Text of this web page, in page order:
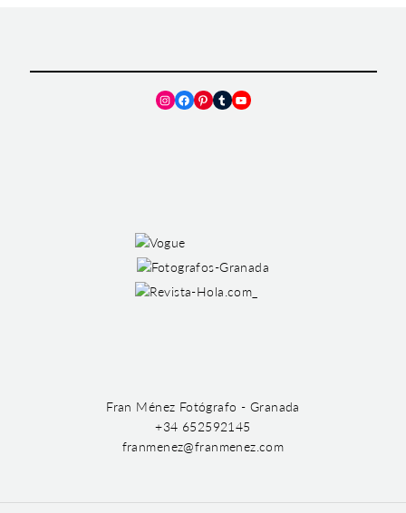
Instagram
Facebook
Pinterest
TumblrYouTube
Fran Ménez Fotógrafo - Granada
+34 652592145
franmenez@franmenez.com